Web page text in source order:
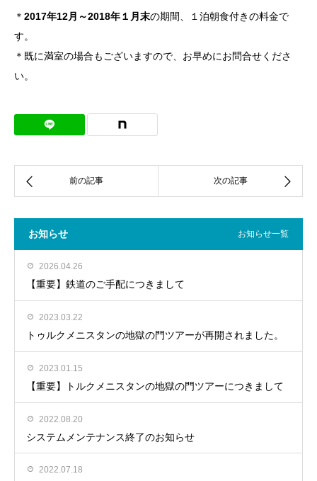
＊ 2017年12月～2018年１月末の期間、１泊朝食付きの料金で
す。
＊既に満室の場合もございますので、お早めにお問合せくださ
い。
お知らせ お知らせ一覧
2026.04.26
【重要】鉄道のご手配につきまして
2023.03.22
トゥルクメニスタンの地獄の門ツアーが再開されました。
2023.01.15
【重要】トルクメニスタンの地獄の門ツアーにつきまして
2022.08.20
システムメンテナンス終了のお知らせ
2022.07.18